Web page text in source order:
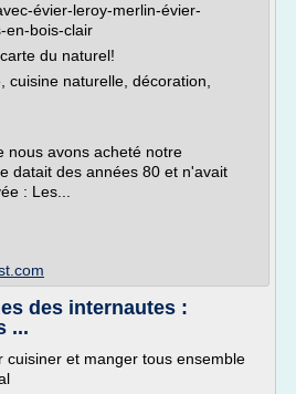
évier-leroy-merlin-évier-
en-bois-clair
du naturel!
cuisine naturelle, décoration,
nous avons acheté notre
datait des années 80 et n'avait
: Les...
des internautes :
...
cuisiner et manger tous ensemble